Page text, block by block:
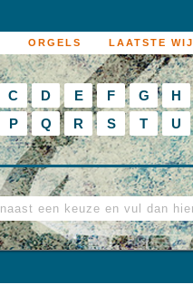
ORGELS LAATSTE
C D E F G H
P Q R S T U